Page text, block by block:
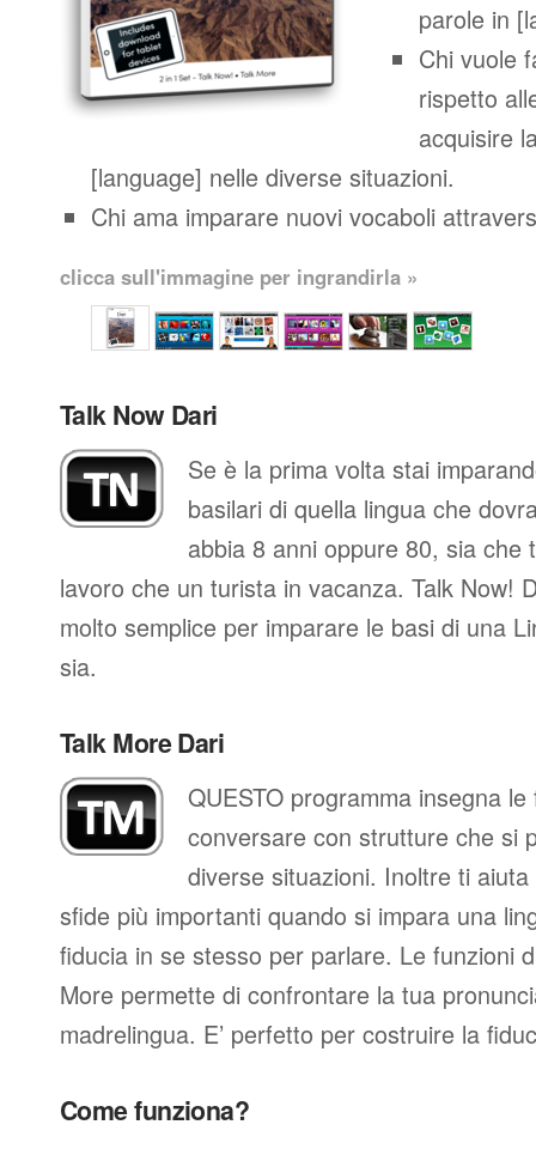
parole in
Chi vuole
rispetto
acquisire
[language] nelle diverse situazioni.
Chi ama imparare nuovi vocaboli
clicca sull'immagine per ingrandirla »
Talk Now Dari
Se è la prima volta stai
basilari di quella lingua che
abbia 8 anni oppure 80, sia che
lavoro che un turista in vacanza. Talk Now!
molto semplice per imparare le basi di una
sia.
Talk More Dari
QUESTO programma insegna
conversare con strutture che si
diverse situazioni. Inoltre ti
sfide più importanti quando si impara una
fiducia in se stesso per parlare. Le funzioni
More permette di confrontare la tua
madrelingua. E’ perfetto per costruire la
Come funziona?